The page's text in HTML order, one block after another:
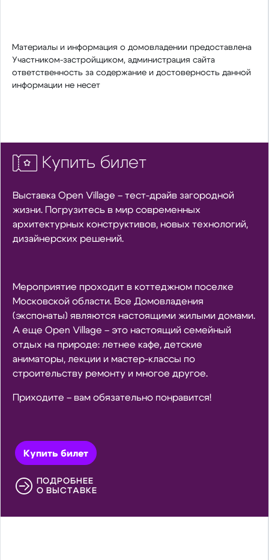
Материалы и информация о домовладении предоставлена
Участником-застройщиком, администрация сайта
ответственность за содержание и достоверность данной
информации не несет
Купить билет
Выставка Open Village – тест-драйв загородной
жизни. Погрузитесь в мир современных
архитектурных конструктивов, новых технологий,
дизайнерских решений.
Мероприятие проходит в коттеджном поселке
Московской области. Все Домовладения
(экспонаты) являются настоящими жилыми домами.
А еще Open Village – это настоящий семейный
отдых на природе: летнее кафе, детские
аниматоры, лекции и мастер-классы по
строительству ремонту и многое другое.
Приходите – вам обязательно понравится!
Купить билет
ПОДРОБНЕЕ
О ВЫСТАВКЕ